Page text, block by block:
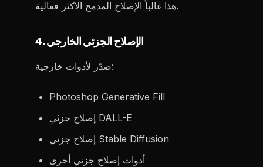
هذا غالباً الإصلاح المدمج الأكثر فعالية.
4. الإصلاح الجزئي الخارجي
صدّر لأدوات خارجية:
Photoshop Generative Fill
إصلاح جزئي DALL-E
إصلاح جزئي Stable Diffusion
أدوات إصلاح جزئي أخرى